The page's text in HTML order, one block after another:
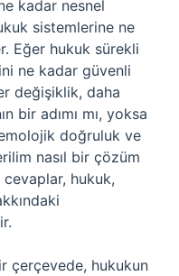
kadar nesnel
sistemlerine ne
Eğer hukuk sürekli
ne kadar güvenli
değişiklik, daha
bir adımı mı, yoksa
doğruluk ve
nasıl bir çözüm
hukuk,
çerçevede, hukukun